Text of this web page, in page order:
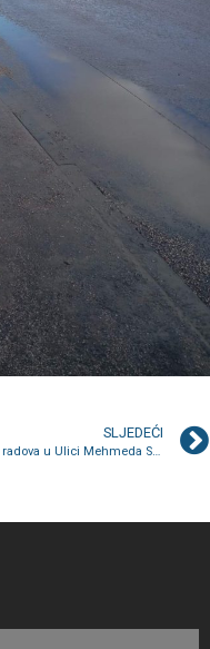
SLJEDEĆI
Najava radova u Ulici Mehmeda Skopljaka